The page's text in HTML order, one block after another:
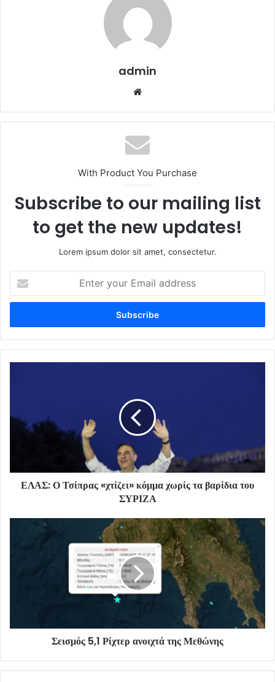
admin
With Product You Purchase
Subscribe to our mailing list
to get the new updates!
Lorem ipsum dolor sit amet, consectetur.
your
Email
ΕΛΑΣ: Ο Τσίπρας «χτίζει» κόμμα χωρίς τα βαρίδια του
ΣΥΡΙΖΑ
Σεισμός 5,1 Ρίχτερ ανοιχτά της Μεθώνης